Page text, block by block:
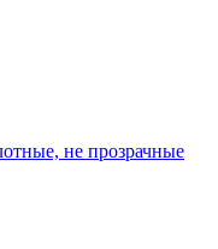
не прозрачные